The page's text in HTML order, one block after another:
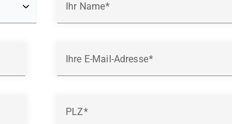
Ihr Name
Ihre E-Mail-Adresse
PLZ